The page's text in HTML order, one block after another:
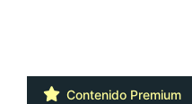
Contenido Premium